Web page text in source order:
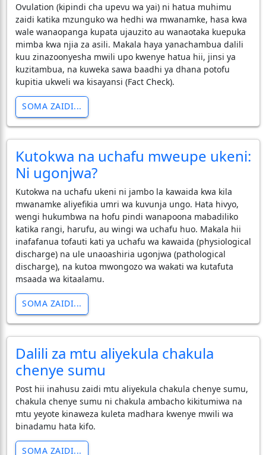
​Ovulation (kipindi cha upevu wa yai) ni hatua muhimu
zaidi katika mzunguko wa hedhi wa mwanamke, hasa kwa
wale wanaopanga kupata ujauzito au wanaotaka kuepuka
mimba kwa njia za asili. Makala haya yanachambua dalili
kuu zinazoonyesha mwili upo kwenye hatua hii, jinsi ya
kuzitambua, na kuweka sawa baadhi ya dhana potofu
kupitia ukweli wa kisayansi (Fact Check).
SOMA ZAIDI...
Kutokwa na uchafu mweupe ukeni:
Ni ugonjwa?
Kutokwa na uchafu ukeni ni jambo la kawaida kwa kila
mwanamke aliyefikia umri wa kuvunja ungo. Hata hivyo,
wengi hukumbwa na hofu pindi wanapoona mabadiliko
katika rangi, harufu, au wingi wa uchafu huo. Makala hii
inafafanua tofauti kati ya uchafu wa kawaida (physiological
discharge) na ule unaoashiria ugonjwa (pathological
discharge), na kutoa mwongozo wa wakati wa kutafuta
msaada wa kitaalamu.
SOMA ZAIDI...
Dalili za mtu aliyekula chakula
chenye sumu
Post hii inahusu zaidi mtu aliyekula chakula chenye sumu,
chakula chenye sumu ni chakula ambacho kikitumiwa na
mtu yeyote kinaweza kuleta madhara kwenye mwili wa
binadamu hata kifo.
SOMA ZAIDI...